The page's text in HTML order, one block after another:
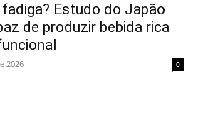
Estudo do Japão
de produzir bebida rica
2026 0